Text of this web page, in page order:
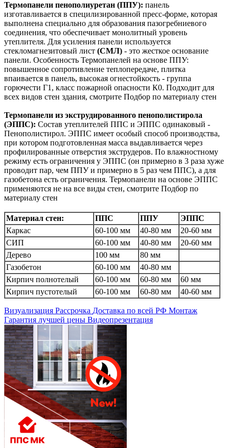
Термопанели пенополиуретан (ППУ): панель
изготавливается в специлизированной пресс-форме, которая
выполнена специально для образования пазогребниевого
соединения, что обеспечивает монолитный уровень
утеплителя. Для усиления панели используется
стекломагнезитовый лист (СМЛ) - это жесткое основание
панели. Особенность Термопанелей на основе ППУ:
повышенное сопротивление теплопередаче, плитка
впаивается в панель, высокая огнестойкость - группа
горючести Г1, класс пожарной опасности К0. Подходит для
всех видов стен здания, смотрите Подбор по материалу стен
Термопанели из экструдированного пенополистирола
(ЭППС): Состав утеплителей ППС и ЭППС одинаковый -
Пенополистирол. ЭППС имеет особый способ производства,
при котором подготовленная масса выдавливается через
профилированные отверстия экструдеров. По влажностному
режиму есть ограничения у ЭППС (он примерно в 3 раза хуже
проводит пар, чем ППУ и примерно в 5 раз чем ППС), а для
газобетона есть ограничения. Термопанели на основе ЭППС
применяются не на все виды стен, смотрите Подбор по
материалу стен
Материал стен: ППС ППУ
ЭППС
Каркас
60-100 мм 40-80 мм
20-60 мм
СИП
60-100 мм 40-80 мм
20-60 мм
Дерево
100 мм
80 мм
Газобетон
60-100 мм
40-80 мм
Кирпич полнотелый
60-100 мм 60-80 мм
60 мм
Кирпич пустотелый
60-100 мм 60-80 мм 40-60 мм
Визуализация Рассрочка Доставка по всей РФ Монтаж
Гарантия лучшей цены Видеопрезентация